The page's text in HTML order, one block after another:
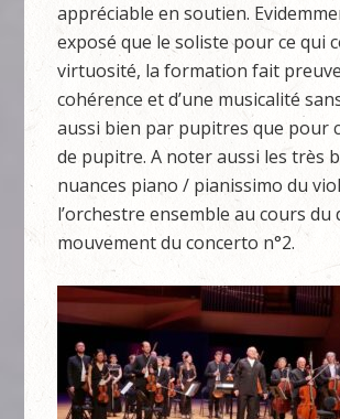
appréciable en soutien.
exposé que le soliste pour ce qui
virtuosité, la formation fait preuve
cohérence et d’une musicalité
aussi bien par pupitres que pour
de pupitre. A noter aussi les très
nuances piano / pianissimo du
l’orchestre ensemble au cours du
mouvement du concerto n°2.